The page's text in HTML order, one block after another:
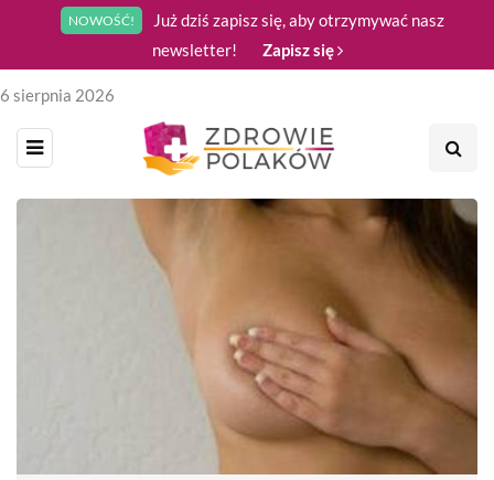
NOWOŚĆ!
Już dziś zapisz się, aby otrzymywać nasz
newsletter!
Zapisz się
6 sierpnia 2026